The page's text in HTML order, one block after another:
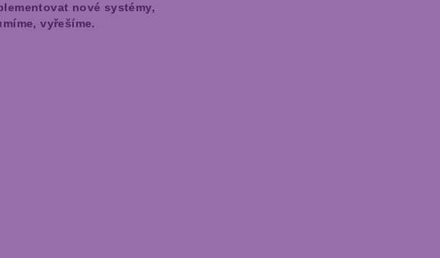
nové systémy,
vyřešíme.